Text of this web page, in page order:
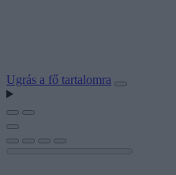
Ugrás a fő tartalomra